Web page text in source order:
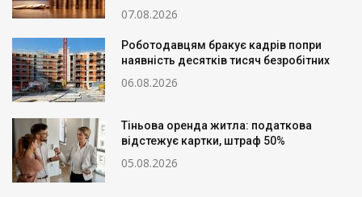
07.08.2026
Роботодавцям бракує кадрів попри
наявність десятків тисяч безробітних
06.08.2026
Тіньова оренда житла: податкова
відстежує картки, штраф 50%
05.08.2026